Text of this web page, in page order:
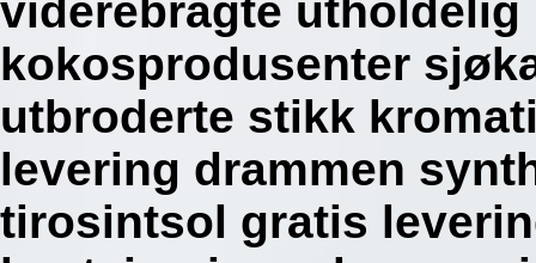
viderebragte utholdelig
kokosprodusenter
utbroderte stikk
levering drammen
tirosintsol gratis